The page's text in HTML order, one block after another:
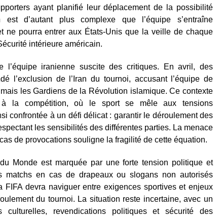
ayant planifié leur déplacement de la possibilité
d’autant plus complexe que l’équipe s’entraîne
ne pourra entrer aux États-Unis que la veille de chaque
intérieure américain.
iranienne suscite des critiques. En avril, des
l’exclusion de l’Iran du tournoi, accusant l’équipe de
les Gardiens de la Révolution islamique. Ce contexte
à la compétition, où le sport se mêle aux tensions
confrontée à un défi délicat : garantir le déroulement des
les sensibilités des différentes parties. La menace
de provocations souligne la fragilité de cette équation.
Monde est marquée par une forte tension politique et
matchs en cas de drapeaux ou slogans non autorisés
FIFA devra naviguer entre exigences sportives et enjeux
du tournoi. La situation reste incertaine, avec un
culturelles, revendications politiques et sécurité des